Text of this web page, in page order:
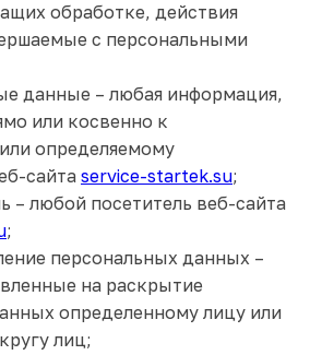
обработке, действия
с персональными
данные – любая информация,
или косвенно к
определяемому
сайта service-startek.su;
– любой посетитель веб-сайта
;
персональных данных –
на раскрытие
определенному лицу или
лиц;